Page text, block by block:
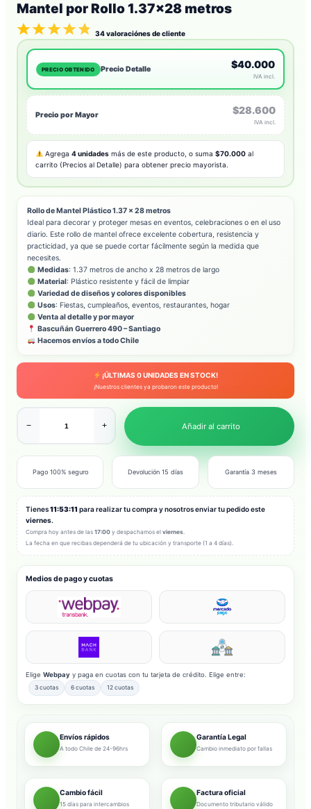
Mantel por Rollo 1.37×28 metros
34valoraciónes de cliente
PRECIO OBTENIDO Precio Detalle $40.000
IVA incl.
Precio por Mayor $28.600
IVA incl.
Agrega4 unidades más de este producto, o suma$70.000 al
carrito (Precios al Detalle) para obtener precio mayorista.
Rollo de Mantel Plástico 1.37 x 28 metros
Ideal para decorar y proteger mesas en eventos, celebraciones o en el uso
diario. Este rollo de mantel ofrece excelente cobertura, resistencia y
practicidad, ya que se puede cortar fácilmente según la medida que
necesites.
Medidas: 1.37 metros de ancho x 28 metros de largo
Material: Plástico resistente y fácil de limpiar
Variedad de diseños y colores disponibles
Usos: Fiestas, cumpleaños, eventos, restaurantes, hogar
Venta al detalle y por mayor
Bascuñán Guerrero 490 – Santiago
Hacemos envíos a todo Chile
¡ÚLTIMAS0UNIDADES EN STOCK!
¡Nuestros clientes ya probaron este producto!
− + Añadir al carrito
Pago 100% seguro Devolución 15 días Garantía 3 meses
Tienes11:53:09para realizar tu compra y nosotros enviar tu pedido este
viernes.
Compra hoy antes de las 17:00 y despachamos el viernes.
La fecha en que recibas dependerá de tu ubicación y transporte (1 a 4 días).
Medios de pago y cuotas
Elige Webpay y paga en cuotas con tu tarjeta de crédito. Elige entre:
3 cuotas 6 cuotas 12 cuotas
Envíos rápidos
A todo Chile de 24-96hrs
Garantía Legal
Cambio inmediato por fallas
Cambio fácil
15 días para intercambios
Factura oficial
Documento tributario válido